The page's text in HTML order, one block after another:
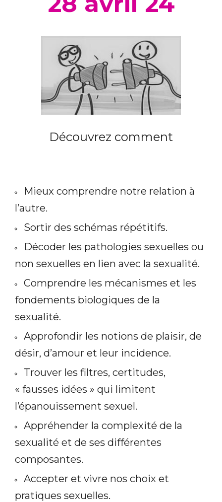
Découvrez comment
Mieux comprendre notre relation à
l’autre.
Sortir des schémas répétitifs.
Décoder les pathologies sexuelles ou
non sexuelles en lien avec la sexualité.
Comprendre les mécanismes et les
fondements biologiques de la
sexualité.
Approfondir les notions de plaisir, de
désir, d’amour et leur incidence.
Trouver les filtres, certitudes,
« fausses idées » qui limitent
l’épanouissement sexuel.
Appréhender la complexité de la
sexualité et de ses différentes
composantes.
Accepter et vivre nos choix et
pratiques sexuelles.